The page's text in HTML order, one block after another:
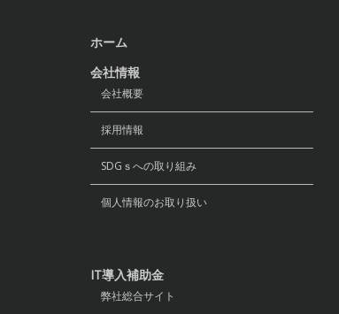
ホーム
会社情報
会社概要
採用情報
SDGｓへの取り組み
個人情報のお取り扱い
IT導入補助金
弊社総合サイト